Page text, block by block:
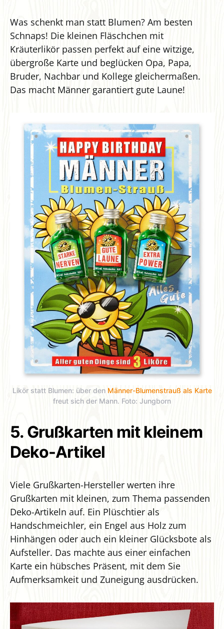
Was schenkt man statt Blumen? Am besten
Schnaps! Die kleinen Fläschchen mit
Kräuterlikör passen perfekt auf eine witzige,
übergroße Karte und beglücken Opa, Papa,
Bruder, Nachbar und Kollege gleichermaßen.
Das macht Männer garantiert gute Laune!
Likör statt Blumen: über den Männer-Blumenstrauß als Karte
freut sich der Mann. Foto: Jungborn
5. Grußkarten mit kleinem
Deko-Artikel
Viele Grußkarten-Hersteller werten ihre
Grußkarten mit kleinen, zum Thema passenden
Deko-Artikeln auf. Ein Plüschtier als
Handschmeichler, ein Engel aus Holz zum
Hinhängen oder auch ein kleiner Glücksbote als
Aufsteller. Das machte aus einer einfachen
Karte ein hübsches Präsent, mit dem Sie
Aufmerksamkeit und Zuneigung ausdrücken.